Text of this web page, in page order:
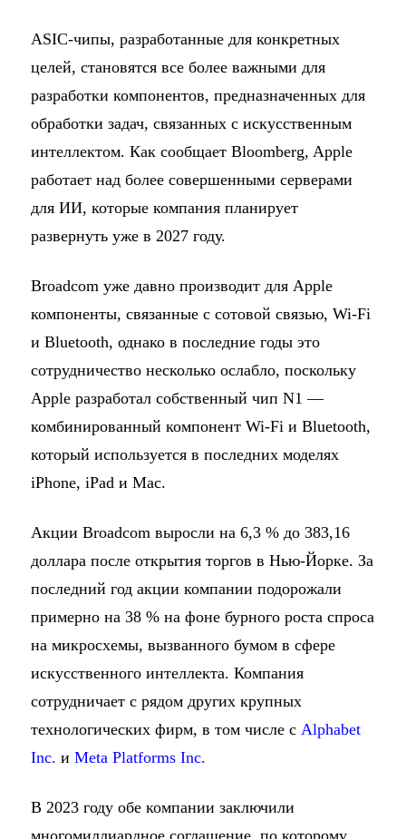
ASIC-чипы, разработанные для конкретных
целей, становятся все более важными для
разработки компонентов, предназначенных для
обработки задач, связанных с искусственным
интеллектом. Как сообщает Bloomberg, Apple
работает над более совершенными серверами
для ИИ, которые компания планирует
развернуть уже в 2027 году.
Broadcom уже давно производит для Apple
компоненты, связанные с сотовой связью, Wi-Fi
и Bluetooth, однако в последние годы это
сотрудничество несколько ослабло, поскольку
Apple разработал собственный чип N1 —
комбинированный компонент Wi-Fi и Bluetooth,
который используется в последних моделях
iPhone, iPad и Mac.
Акции Broadcom выросли на 6,3 % до 383,16
доллара после открытия торгов в Нью-Йорке. За
последний год акции компании подорожали
примерно на 38 % на фоне бурного роста спроса
на микросхемы, вызванного бумом в сфере
искусственного интеллекта. Компания
сотрудничает с рядом других крупных
технологических фирм, в том числе с Alphabet
Inc. и Meta Platforms Inc.
В 2023 году обе компании заключили